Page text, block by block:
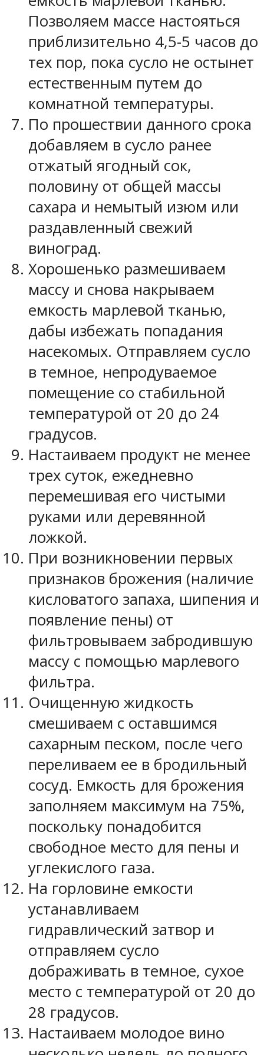
Позволяем массе настояться
приблизительно 4,5-5 часов до
тех пор, пока сусло не остынет
естественным путем до
комнатной температуры.
По прошествии данного срока
добавляем в сусло ранее
отжатый ягодный сок,
половину от общей массы
сахара и немытый изюм или
раздавленный свежий
виноград.
Хорошенько размешиваем
массу и снова накрываем
емкость марлевой тканью,
дабы избежать попадания
насекомых. Отправляем сусло
в темное, непродуваемое
помещение со стабильной
температурой от 20 до 24
градусов.
Настаиваем продукт не менее
трех суток, ежедневно
перемешивая его чистыми
руками или деревянной
ложкой.
При возникновении первых
признаков брожения (наличие
кисловатого запаха, шипения и
появление пены) от
фильтровываем забродившую
массу с помощью марлевого
фильтра.
Очищенную жидкость
смешиваем с оставшимся
сахарным песком, после чего
переливаем ее в бродильный
сосуд. Емкость для брожения
заполняем максимум на 75%,
поскольку понадобится
свободное место для пены и
углекислого газа.
На горловине емкости
устанавливаем
гидравлический затвор и
отправляем сусло
дображивать в темное, сухое
место с температурой от 20 до
28 градусов.
Настаиваем молодое вино